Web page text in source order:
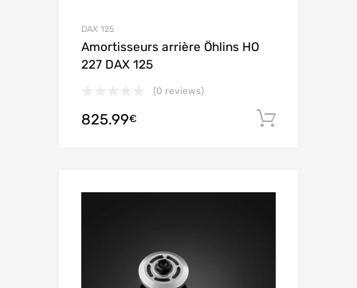
DAX 125
Amortisseurs arrière Öhlins HO
227 DAX 125
(0 reviews)
825.99€